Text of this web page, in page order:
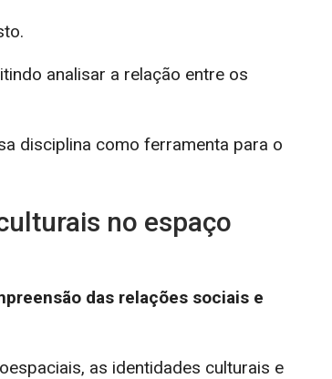
analisar a relação entre os
disciplina como ferramenta para o
no espaço
das relações sociais e
as identidades culturais e